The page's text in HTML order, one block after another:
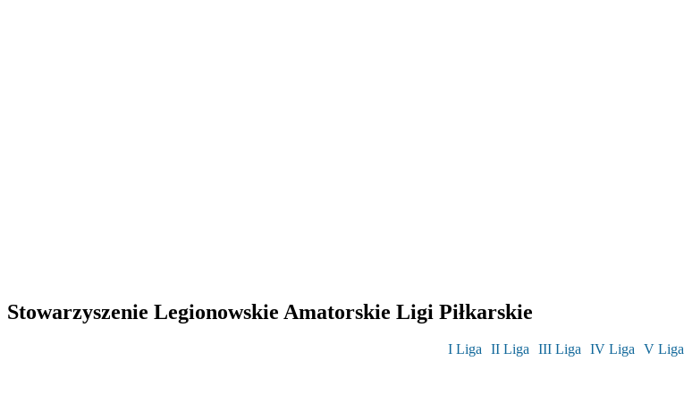
Stowarzyszenie Legionowskie Amatorskie Ligi Piłkarskie
I Liga II Liga III Liga IV Liga V Liga